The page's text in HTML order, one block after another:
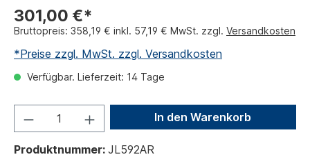
301,00 €*
Bruttopreis: 358,19 € inkl. 57,19 € MwSt. zzgl. Versandkosten
*Preise zzgl. MwSt. zzgl. Versandkosten
Verfügbar. Lieferzeit: 14 Tage
In den Warenkorb
Produktnummer: JL592AR